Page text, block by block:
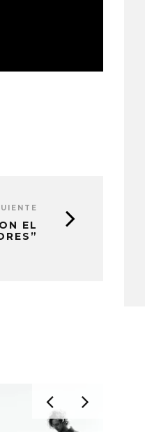
EL
BLUE EXPLORA LA